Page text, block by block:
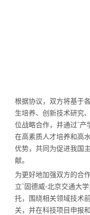
根据协议，双方将基于
生培养、创新技术研究
位战略合作，并通过“产
在高素质人才培养和高
优势，共同为促进我国
献。
为更好地加强双方的合
立“固德威-北京交通大
托，围绕相关领域技术
关，并在科技项目申报